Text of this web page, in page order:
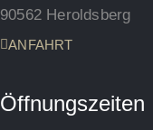
90562 Heroldsberg
ANFAHRT
Öffnungszeiten